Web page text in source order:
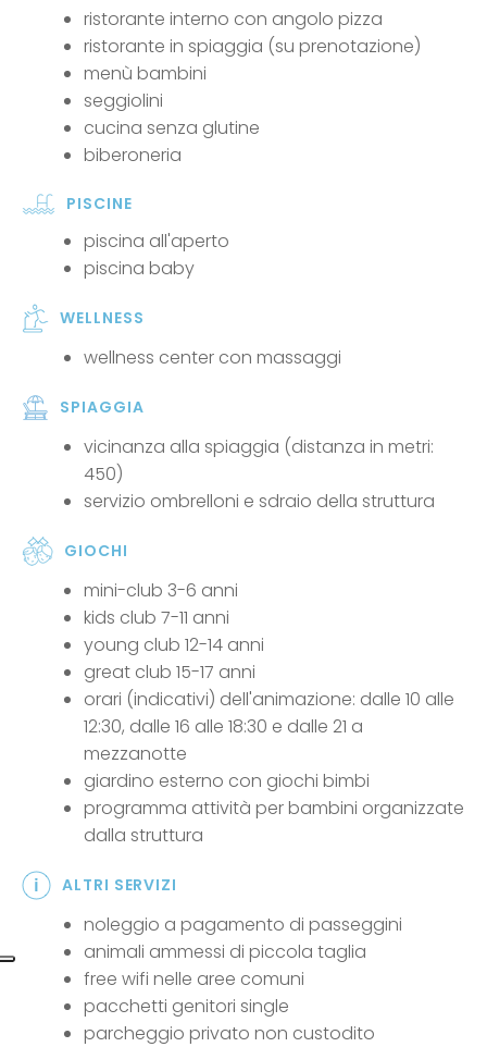
ristorante interno con angolo pizza
ristorante in spiaggia (su prenotazione)
menù bambini
seggiolini
cucina senza glutine
biberoneria
PISCINE
piscina all'aperto
piscina baby
WELLNESS
wellness center con massaggi
SPIAGGIA
vicinanza alla spiaggia (distanza in metri:
450)
servizio ombrelloni e sdraio della struttura
GIOCHI
mini-club 3-6 anni
kids club 7-11 anni
young club 12-14 anni
great club 15-17 anni
orari (indicativi) dell'animazione: dalle 10 alle
12:30, dalle 16 alle 18:30 e dalle 21 a
mezzanotte
giardino esterno con giochi bimbi
programma attività per bambini organizzate
dalla struttura
ALTRI SERVIZI
noleggio a pagamento di passeggini
animali ammessi di piccola taglia
free wifi nelle aree comuni
pacchetti genitori single
parcheggio privato non custodito